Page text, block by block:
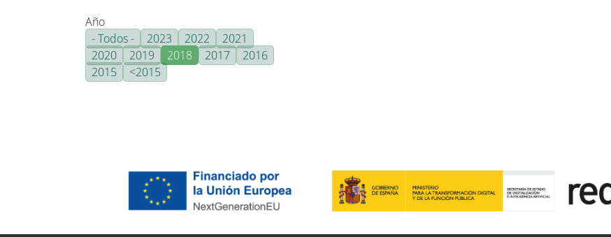
Año
- Todos -
2023 2022
2021
2020
2019 2018 2017
2016
2015
<2015